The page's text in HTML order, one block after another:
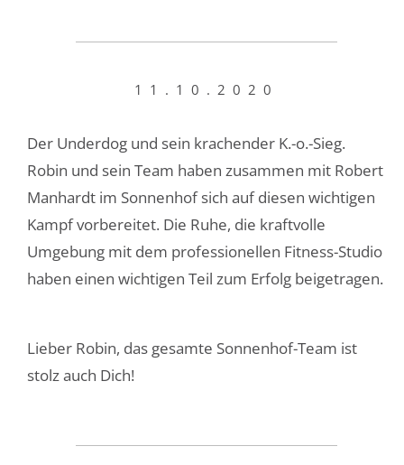
11.10.2020
Der Underdog und sein krachender K.-o.-Sieg.
Robin und sein Team haben zusammen mit Robert
Manhardt im Sonnenhof sich auf diesen wichtigen
Kampf vorbereitet. Die Ruhe, die kraftvolle
Umgebung mit dem professionellen Fitness-Studio
haben einen wichtigen Teil zum Erfolg beigetragen.
Lieber Robin, das gesamte Sonnenhof-Team ist
stolz auch Dich!